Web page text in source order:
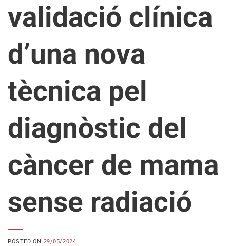
validació clínica
d’una nova
tècnica pel
diagnòstic del
càncer de mama
sense radiació
POSTED ON 29/05/2024